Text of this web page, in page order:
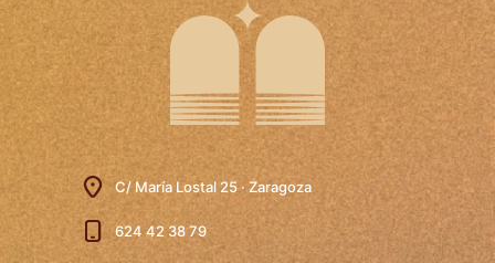
C/ María Lostal 25 · Zaragoza
624 42 38 79